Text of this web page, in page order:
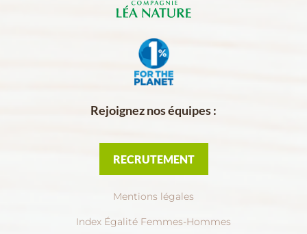
Rejoignez nos équipes :
RECRUTEMENT
Mentions légales
Index Égalité Femmes-Hommes